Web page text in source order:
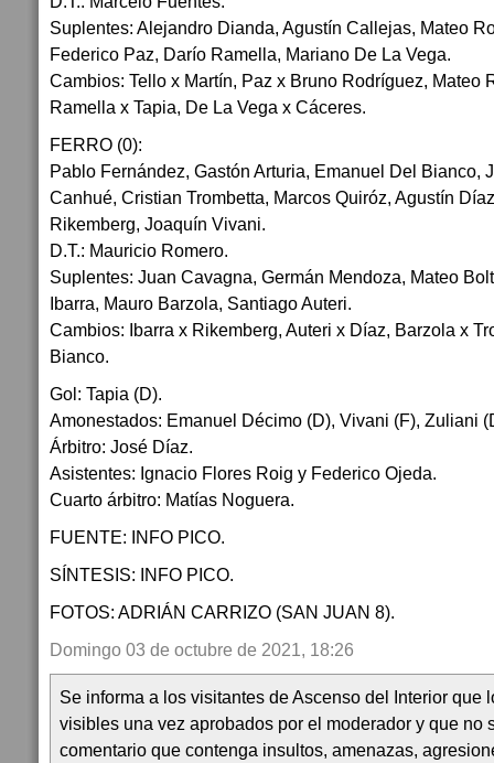
Suplentes: Alejandro Dianda, Agustín Callejas, Mateo
Federico Paz, Darío Ramella, Mariano De La Vega.
Cambios: Tello x Martín, Paz x Bruno Rodríguez, Mateo
Ramella x Tapia, De La Vega x Cáceres.
FERRO (0):
Pablo Fernández, Gastón Arturia, Emanuel Del Bianco,
Canhué, Cristian Trombetta, Marcos Quiróz, Agustín
Rikemberg, Joaquín Vivani.
D.T.: Mauricio Romero.
Suplentes: Juan Cavagna, Germán Mendoza, Mateo
Ibarra, Mauro Barzola, Santiago Auteri.
Cambios: Ibarra x Rikemberg, Auteri x Díaz, Barzola x
Bianco.
Gol: Tapia (D).
Amonestados: Emanuel Décimo (D), Vivani (F), Zuliani
Árbitro: José Díaz.
Asistentes: Ignacio Flores Roig y Federico Ojeda.
Cuarto árbitro: Matías Noguera.
FUENTE: INFO PICO.
SÍNTESIS: INFO PICO.
FOTOS: ADRIÁN CARRIZO (SAN JUAN 8).
Domingo 03 de octubre de 2021, 18:26
Se informa a los visitantes de Ascenso del Interior que
visibles una vez aprobados por el moderador y que no
comentario que contenga insultos, amenazas,